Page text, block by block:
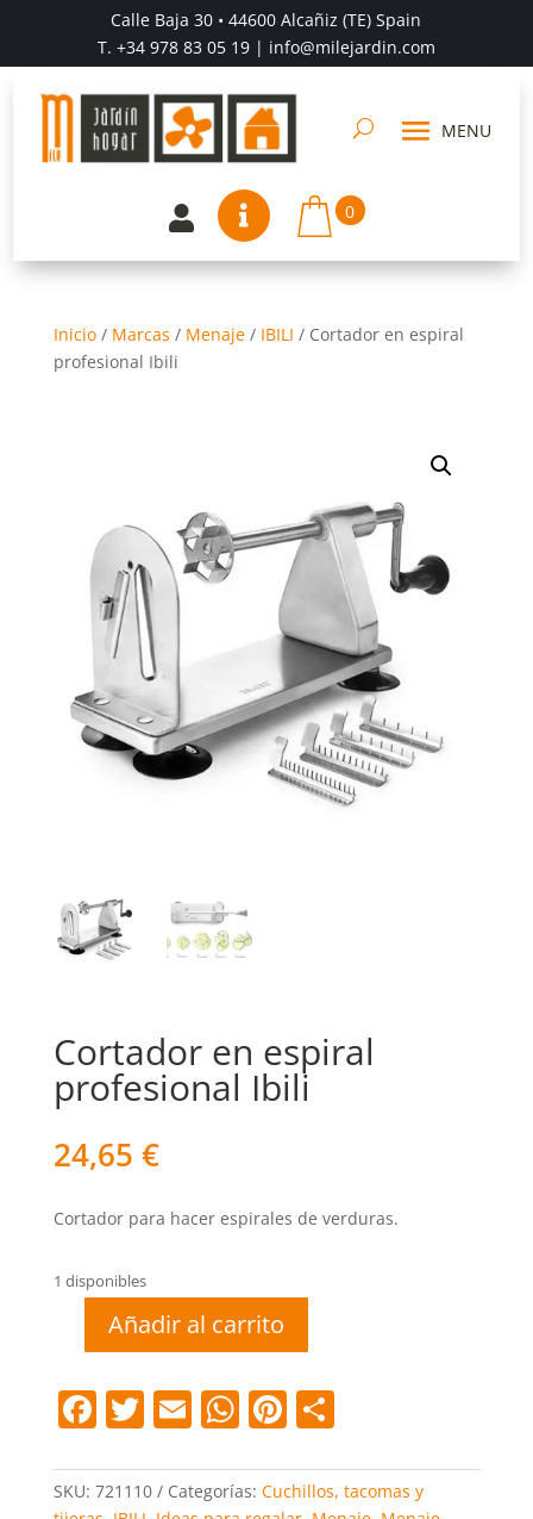
Calle Baja 30 • 44600 Alcañiz (TE) Spain
T. +34 978 83 05 19| info@milejardin.com
  0
Inicio/ Marcas / Menaje/ IBILI / Cortador en espiral
profesional Ibili
Cortador en espiral
profesional Ibili
24,65 €
Cortador para hacer espirales de verduras.
1 disponibles
Cortador
espiral
profesional
cantidad
Añadir al carrito
F
c
T
itt
E
ai
W
at
Pi
er
C
m
SKU: 721110 Categorías: Cuchillos, tacomas y